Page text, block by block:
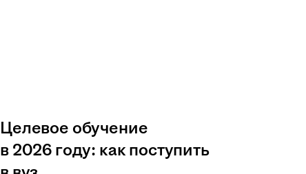
Целевое обучение
в 2026 году: как поступить